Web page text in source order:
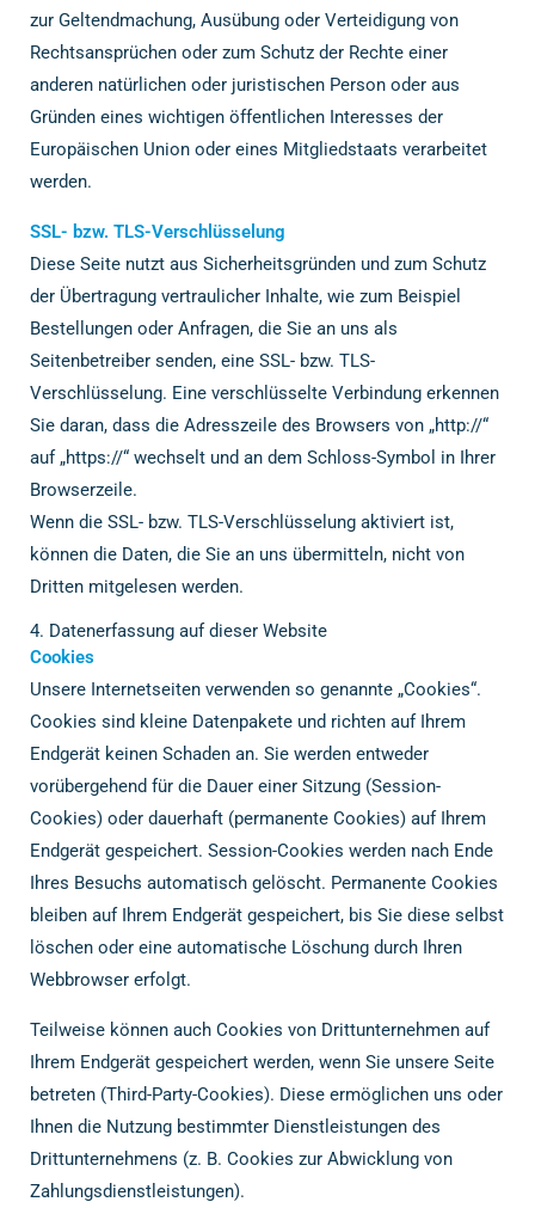
zur Geltendmachung, Ausübung oder Verteidigung von
Rechtsansprüchen oder zum Schutz der Rechte einer
anderen natürlichen oder juristischen Person oder aus
Gründen eines wichtigen öffentlichen Interesses der
Europäischen Union oder eines Mitgliedstaats verarbeitet
werden.
SSL- bzw. TLS-Verschlüsselung
Diese Seite nutzt aus Sicherheitsgründen und zum Schutz
der Übertragung vertraulicher Inhalte, wie zum Beispiel
Bestellungen oder Anfragen, die Sie an uns als
Seitenbetreiber senden, eine SSL- bzw. TLS-
Verschlüsselung. Eine verschlüsselte Verbindung erkennen
Sie daran, dass die Adresszeile des Browsers von „http://“
auf „https://“ wechselt und an dem Schloss-Symbol in Ihrer
Browserzeile.
Wenn die SSL- bzw. TLS-Verschlüsselung aktiviert ist,
können die Daten, die Sie an uns übermitteln, nicht von
Dritten mitgelesen werden.
4. Datenerfassung auf dieser Website
Cookies
Unsere Internetseiten verwenden so genannte „Cookies“.
Cookies sind kleine Datenpakete und richten auf Ihrem
Endgerät keinen Schaden an. Sie werden entweder
vorübergehend für die Dauer einer Sitzung (Session-
Cookies) oder dauerhaft (permanente Cookies) auf Ihrem
Endgerät gespeichert. Session-Cookies werden nach Ende
Ihres Besuchs automatisch gelöscht. Permanente Cookies
bleiben auf Ihrem Endgerät gespeichert, bis Sie diese selbst
löschen oder eine automatische Löschung durch Ihren
Webbrowser erfolgt.
Teilweise können auch Cookies von Drittunternehmen auf
Ihrem Endgerät gespeichert werden, wenn Sie unsere Seite
betreten (Third-Party-Cookies). Diese ermöglichen uns oder
Ihnen die Nutzung bestimmter Dienstleistungen des
Drittunternehmens (z. B. Cookies zur Abwicklung von
Zahlungsdienstleistungen).